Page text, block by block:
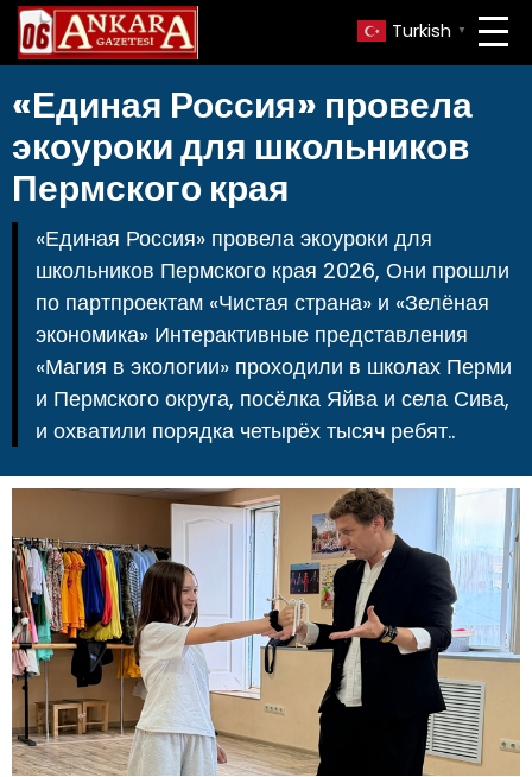
Turkish ▼
«Единая Россия» провела
экоуроки для школьников
Пермского края
«Единая Россия» провела экоуроки для
школьников Пермского края 2026, Они прошли
по партпроектам «Чистая страна» и «Зелёная
экономика» Интерактивные представления
«Магия в экологии» проходили в школах Перми
и Пермского округа, посёлка Яйва и села Сива,
и охватили порядка четырёх тысяч ребят..